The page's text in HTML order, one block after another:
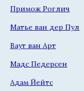
Примож Роглич
Матье ван дер Пул
Ваут ван Арт
Мадс Педерсен
Адам Йейтс